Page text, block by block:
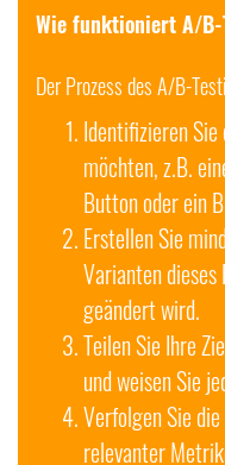
Wie funktioniert A/B-
Der Prozess des A/B-
Identifizieren
möchten, z.B.
Button oder ein
Erstellen Sie
Varianten
geändert wird.
Teilen Sie Ihre
und weisen Sie
Verfolgen Sie
relevanter